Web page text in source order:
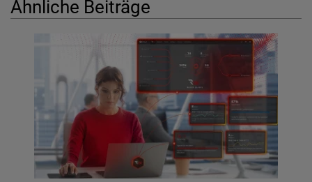
Ähnliche Beiträge